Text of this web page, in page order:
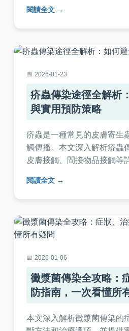
了解如何有效利用傳染病通
治。閱讀本文，掌握傳染病
閱讀全文
2026-01-23
疥蟲傳染途徑全解析
與實用預防策略
疥蟲是一種常見的皮膚寄生
觸傳播。本文深入解析疥蟲
皮膚接觸、間接物品接觸等
工作環境，都能學會如何識
保護自己和家人的健康。內
閱讀全文
2026-01-06
黴漿菌傳染全攻略：
防指南，一次看懂所
本文深入解析黴漿菌傳染的